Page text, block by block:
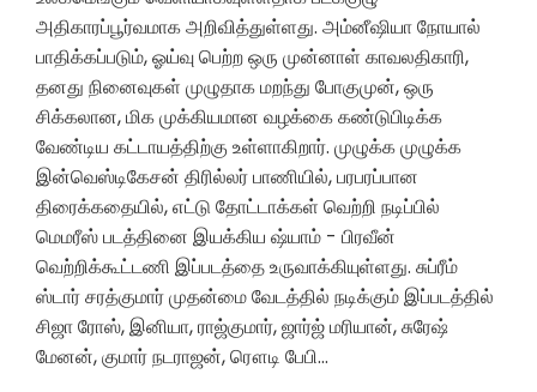
அதிகாரப்பூர்வமாக அறிவித்துள்ளது. அம்னீஷியா நோயால்
பாதிக்கப்படும், ஓய்வு பெற்ற ஒரு முன்னாள் காவலதிகாரி,
தனது நினைவுகள் முழுதாக மறந்து போகுமுன், ஒரு
சிக்கலான, மிக முக்கியமான வழக்கை கண்டுபிடிக்க
வேண்டிய கட்டாயத்திற்கு உள்ளாகிறார். முழுக்க முழுக்க
இன்வெஸ்டிகேசன் திரில்லர் பாணியில், பரபரப்பான
திரைக்கதையில், எட்டு தோட்டாக்கள் வெற்றி நடிப்பில்
மெமரீஸ் படத்தினை இயக்கிய ஷ்யாம் - பிரவீன்
வெற்றிக்கூட்டணி இப்படத்தை உருவாக்கியுள்ளது. சுப்ரீம்
ஸ்டார் சரத்குமார் முதன்மை வேடத்தில் நடிக்கும் இப்படத்தில்
சிஜா ரோஸ், இனியா, ராஜ்குமார், ஜார்ஜ் மரியான், சுரேஷ்
மேனன், குமார் நடராஜன், ரௌடி பேபி…